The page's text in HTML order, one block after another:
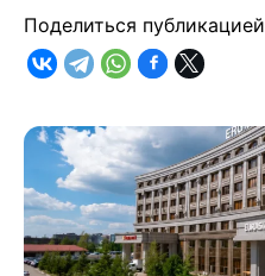
Поделиться публикацией